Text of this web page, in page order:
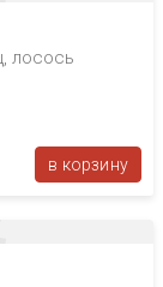
лосось
в корзину